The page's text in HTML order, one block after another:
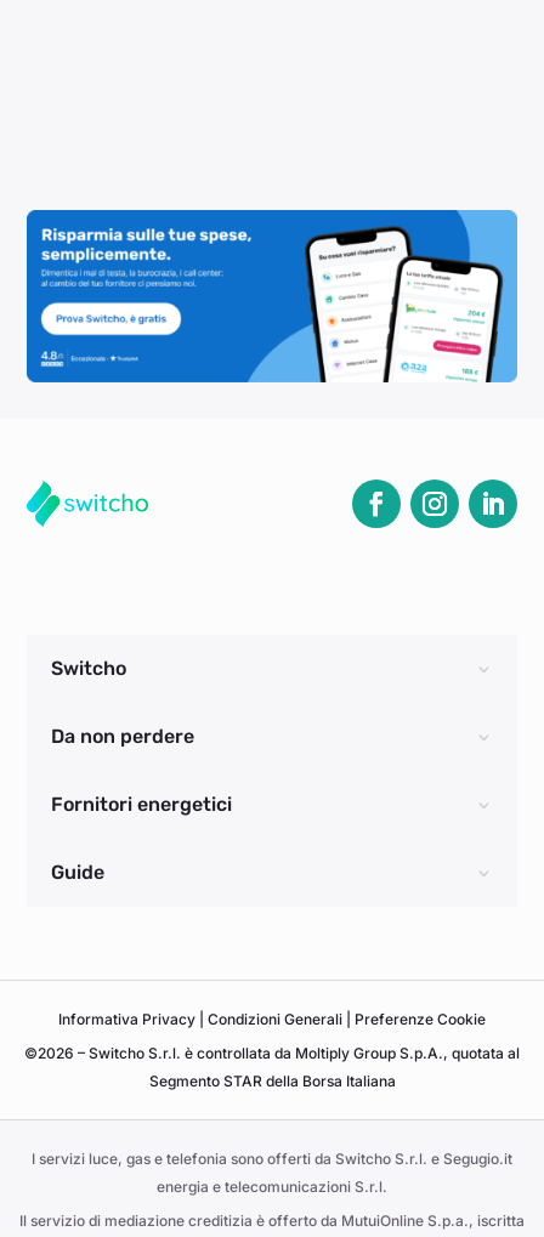
Switcho
Da non perdere
Fornitori energetici
Guide
Informativa Privacy Condizioni Generali
Preferenze Cookie
©2026 – Switcho S.r.l. è controllata da Moltiply Group S.p.A., quotata al
Segmento STAR della Borsa Italiana
I servizi luce, gas e telefonia sono offerti da Switcho S.r.l. e Segugio.it
energia e telecomunicazioni S.r.l.
Il servizio di mediazione creditizia è offerto da MutuiOnline S.p.a., iscritta